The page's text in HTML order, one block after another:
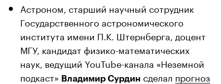
Астроном, старший научный сотрудник
Государственного астрономического
института имени П.К. Штернберга, доцент
МГУ, кандидат физико-математических
наук, ведущий YouTube-канала «Неземной
подкаст» Владимир Сурдин сделал прогноз